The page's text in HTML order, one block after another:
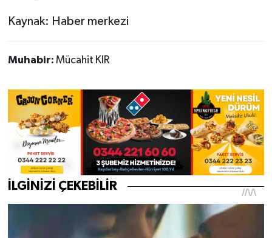
Kaynak: Haber merkezi
Muhabir: Mücahit KIR